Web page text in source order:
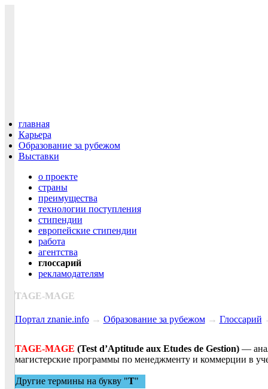
главная
Карьера
Образование за рубежом
Выставки
о проекте
cтраны
преимущества
технологии поступления
cтипендии
европейские стипендии
работа
агентства
глоссарий
рекламодателям
TAGE-MAGE
Портал znanie.info→ Образование за рубежом→ Глоссарий
TAGE-MAGE (Test d’Aptitude aux Etudes de Gestion)—
магистерские программы по менеджменту и коммерции в
Другие термины на букву "T"